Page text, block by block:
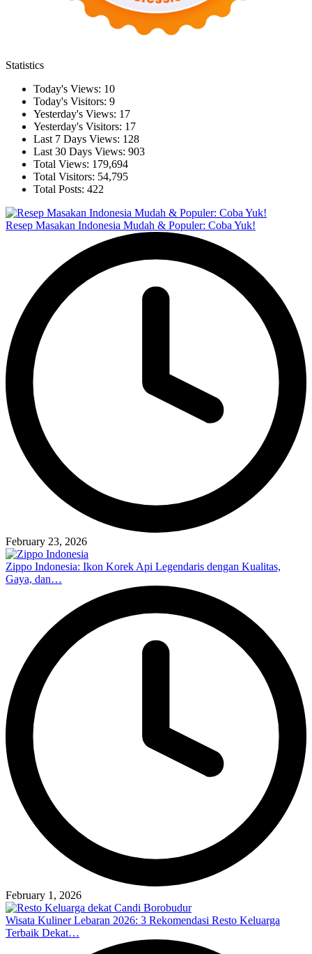
Statistics
Today's Views: 10
Today's Visitors: 9
Yesterday's Views: 17
Yesterday's Visitors: 17
Last 7 Days Views: 128
Last 30 Days Views: 903
Total Views: 179,694
Total Visitors: 54,795
Total Posts: 422
Resep Masakan Indonesia Mudah & Populer: Coba Yuk!
February 23, 2026
Zippo Indonesia: Ikon Korek Api Legendaris dengan Kualitas,
Gaya, dan…
February 1, 2026
Wisata Kuliner Lebaran 2026: 3 Rekomendasi Resto Keluarga
Terbaik Dekat…